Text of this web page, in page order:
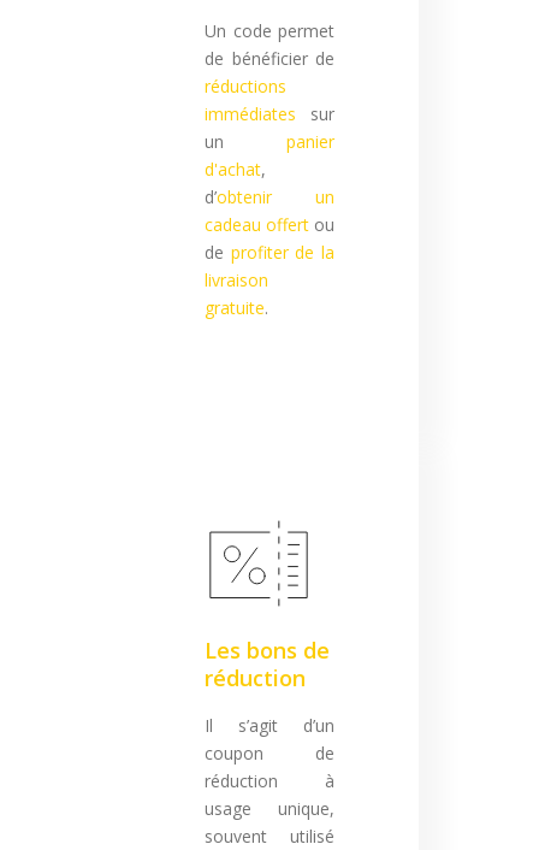
Un code permet
de bénéficier de
réductions
immédiates sur
un panier
d'achat,
d’obtenir un
cadeau offert ou
de profiter de la
livraison
gratuite.
Les bons de
réduction
Il s’agit d’un
coupon de
réduction à
usage unique,
souvent utilisé